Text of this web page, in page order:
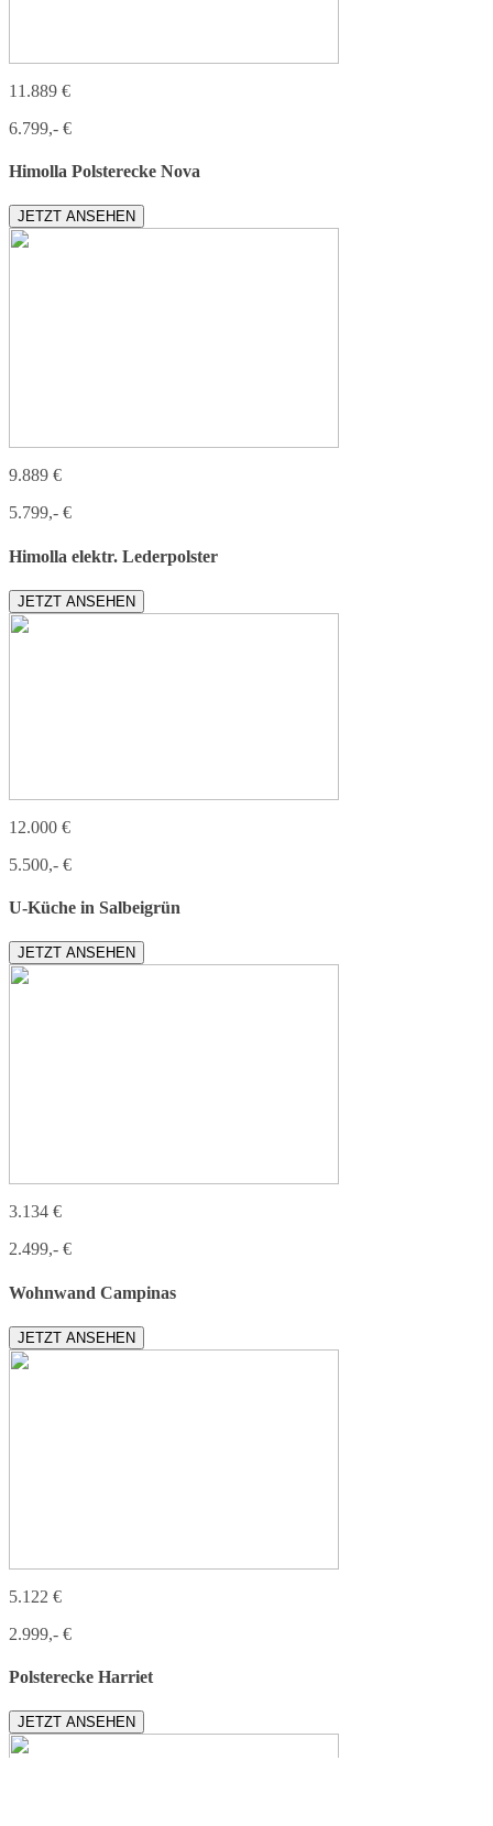
11.889 €
6.799,- €
Himolla Polsterecke Nova
JETZT ANSEHEN
9.889 €
5.799,- €
Himolla elektr. Lederpolster
JETZT ANSEHEN
12.000 €
5.500,- €
U-Küche in Salbeigrün
JETZT ANSEHEN
3.134 €
2.499,- €
Wohnwand Campinas
JETZT ANSEHEN
5.122 €
2.999,- €
Polsterecke Harriet
JETZT ANSEHEN